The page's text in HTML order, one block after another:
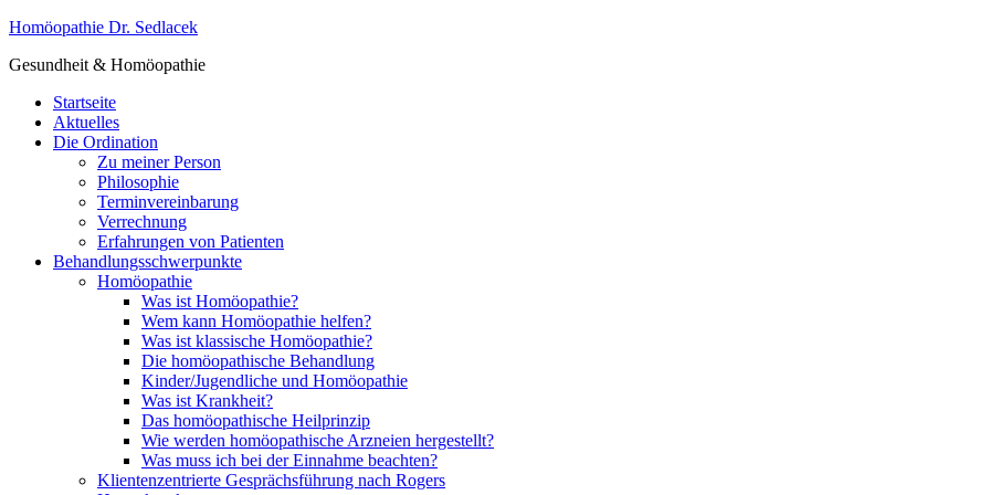
Homöopathie Dr. Sedlacek
Gesundheit & Homöopathie
Startseite
Aktuelles
Die Ordination
Zu meiner Person
Philosophie
Terminvereinbarung
Verrechnung
Erfahrungen von Patienten
Behandlungsschwerpunkte
Homöopathie
Was ist Homöopathie?
Wem kann Homöopathie helfen?
Was ist klassische Homöopathie?
Die homöopathische Behandlung
Kinder/Jugendliche und Homöopathie
Was ist Krankheit?
Das homöopathische Heilprinzip
Wie werden homöopathische Arzneien hergestellt?
Was muss ich bei der Einnahme beachten?
Klientenzentrierte Gesprächsführung nach Rogers